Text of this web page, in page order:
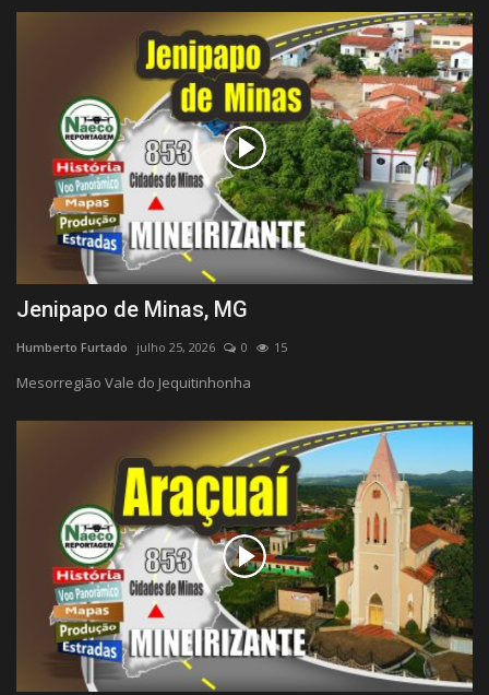
Jenipapo de Minas, MG
Humberto Furtado julho 25, 2026 0 15
Mesorregião Vale do Jequitinhonha